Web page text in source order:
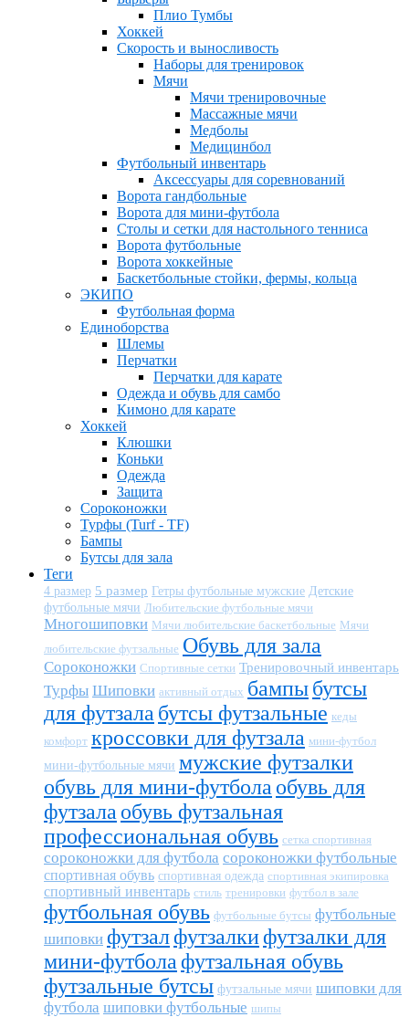
Плио Тумбы
Хоккей
Скорость и выносливость
Наборы для тренировок
Мячи
Мячи тренировочные
Массажные мячи
Медболы
Медицинбол
Футбольный инвентарь
Аксессуары для соревнований
Ворота гандбольные
Ворота для мини-футбола
Столы и сетки для настольного тенниса
Ворота футбольные
Ворота хоккейные
Баскетбольные стойки, фермы, кольца
ЭКИПО
Футбольная форма
Единоборства
Шлемы
Перчатки
Перчатки для карате
Одежда и обувь для самбо
Кимоно для карате
Хоккей
Клюшки
Коньки
Одежда
Защита
Сороконожки
Турфы (Turf - TF)
Бампы
Бутсы для зала
Теги
4 размер 5 размер Гетры футбольные мужские Детские
футбольные мячи Любительские футбольные мячи
Многошиповки Мячи любительские баскетбольные Мячи
любительские футзальные Обувь для зала
Сороконожки Спортивные сетки Тренировочный инвентарь
Турфы Шиповки активный отдых бампыбутсы
для футзала бутсы футзальные кеды
комфорт кроссовки для футзала мини-футбол
мини-футбольные мячи мужские футзалки
обувь для мини-футбола обувь для
футзала обувь футзальная
профессиональная обувь сетка спортивная
сороконожки для футбола сороконожки футбольные
спортивная обувь спортивная одежда спортивная экипировка
спортивный инвентарь стиль тренировки футбол в зале
футбольная обувь футбольные бутсы футбольные
шиповки футзалфутзалкифутзалки для
мини-футбола футзальная обувь
футзальные бутсы футзальные мячи шиповки для
футбола шиповки футбольные шипы